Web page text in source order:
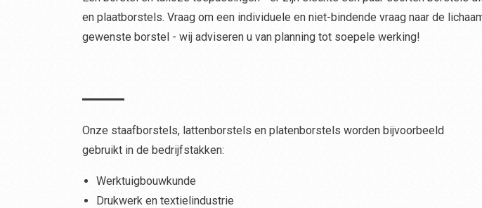
en plaatborstels. Vraag om een individuele en niet-bindende vraag naar de
gewenste borstel - wij adviseren u van planning tot soepele werking!
Onze staafborstels, lattenborstels en platenborstels worden bijvoorbeeld
gebruikt in de bedrijfstakken:
Werktuigbouwkunde
Drukwerk en textielindustrie